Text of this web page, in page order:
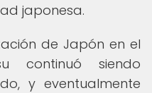
japonesa.
de Japón en el
continuó siendo
y eventualmente